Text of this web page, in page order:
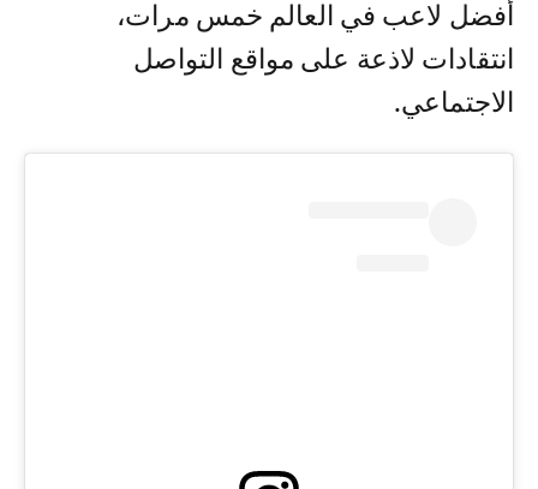
أفضل لاعب في العالم خمس مرات،
انتقادات لاذعة على مواقع التواصل
الاجتماعي.